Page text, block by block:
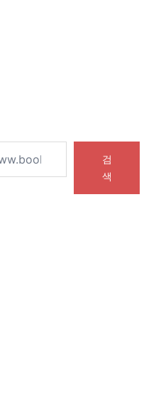
검
색